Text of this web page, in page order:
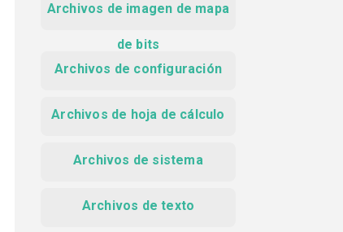
Archivos de imagen de mapa
de bits
Archivos de configuración
Archivos de hoja de cálculo
Archivos de sistema
Archivos de texto